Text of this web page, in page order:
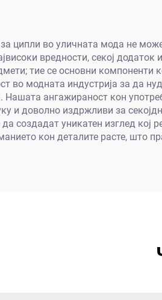
ципли во уличната мода не
вредности, секој
тие се основни компоненти
во модната индустрија за да
Нашата ангажираност кон
и доволно издржливи за
создадат уникатен изглед
кон деталите расте, што